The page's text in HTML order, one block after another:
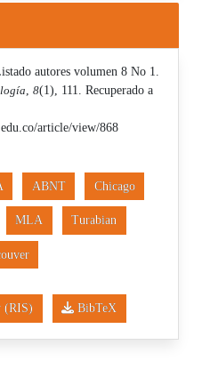
autores volumen 8 No 1.
,8(1), 111. Recuperado a
article/view/868
ABNT Chicago
MLA Turabian
(RIS) BibTeX